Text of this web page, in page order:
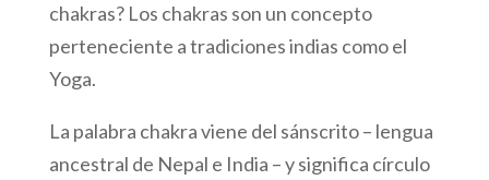
chakras? Los chakras son un concepto
perteneciente a tradiciones indias como el
Yoga.
La palabra chakra viene del sánscrito – lengua
ancestral de Nepal e India – y significa círculo